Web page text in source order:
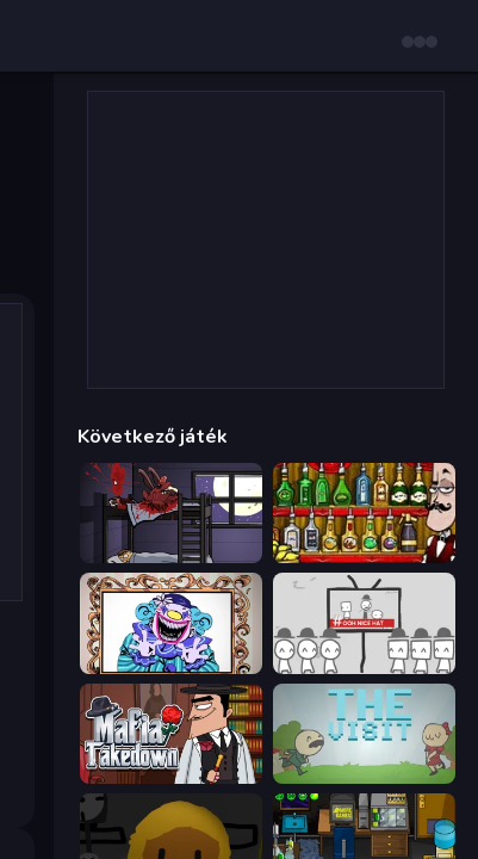
Következő játék
The Visitor Bartender The Right Mix
Exhibit of Sorrows We Become What We Behold
Mafia Takedown The Visit